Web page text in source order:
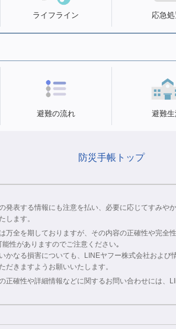
ライフライン 応急
避難の流れ 避難
防災手帳トップ
発表する情報にも注意を払い、必要に応じてすみや
します。
万全を期しておりますが、その内容の正確性や完全
性がありますのでご注意ください｡
かなる損害についても、LINEヤフー株式会社およ
だきますようお願いいたします。
正確性や詳細情報などに関するお問い合わせには、